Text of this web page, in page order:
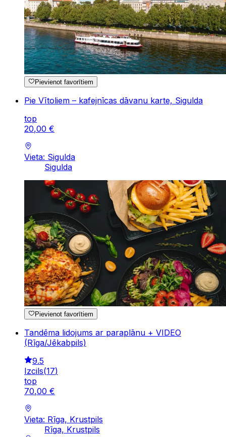
Pievienot favorītiem
Pie Vītoliem – kafejnīcas dāvanu karte, Sigulda
top
20,00 €
Vieta: Sigulda
Sigulda
Pievienot favorītiem
Tandēma lidojums ar paraplānu + VIDEO
(Rīga/Jēkabpils)
9.5
Izcils(17)
top
70,00 €
Vieta: Rīga, Krustpils
Rīga, Krustpils